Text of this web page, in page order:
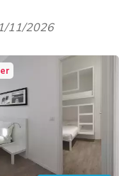
11/2026